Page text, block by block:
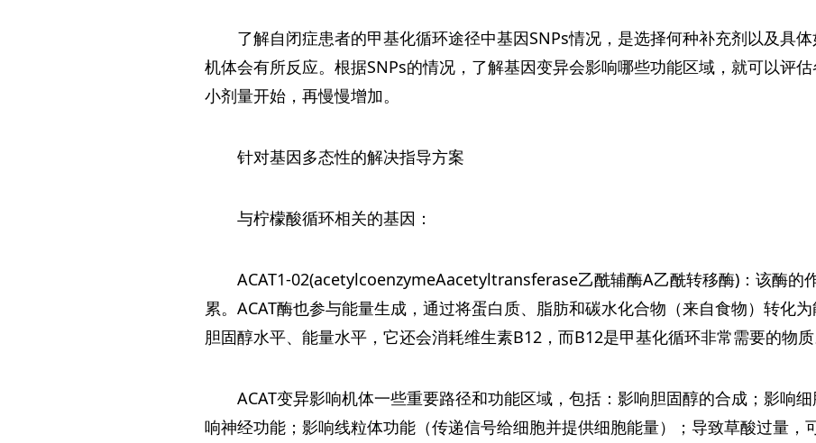
了解自闭症患者的甲基化循环途径中基因SNPs情况，是选择何种补充剂以及具
机体会有所反应。根据SNPs的情况，了解基因变异会影响哪些功能区域，就可以评
小剂量开始，再慢慢增加。
针对基因多态性的解决指导方案
与柠檬酸循环相关的基因：
ACAT1-02(acetylcoenzymeAacetyltransferase乙酰辅酶A乙酰转移酶)：该酶的
累。ACAT酶也参与能量生成，通过将蛋白质、脂肪和碳水化合物（来自食物）转化为
胆固醇水平、能量水平，它还会消耗维生素B12，而B12是甲基化循环非常需要的物质
ACAT变异影响机体一些重要路径和功能区域，包括：影响胆固醇的合成；影响
响神经功能；影响线粒体功能（传递信号给细胞并提供细胞能量）；导致草酸过量，